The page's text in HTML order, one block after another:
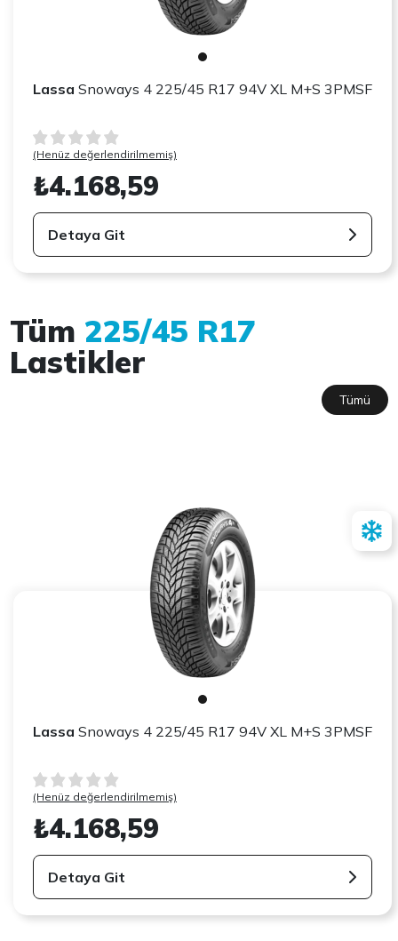
Lassa Snoways 4 225/45 R17 94V XL M+S 3PMSF
(Henüz değerlendirilmemiş)
₺4.168,59
Detaya Git
Tüm 225/45 R17
Lastikler
Tümü
Lassa Snoways 4 225/45 R17 94V XL M+S 3PMSF
(Henüz değerlendirilmemiş)
₺4.168,59
Detaya Git